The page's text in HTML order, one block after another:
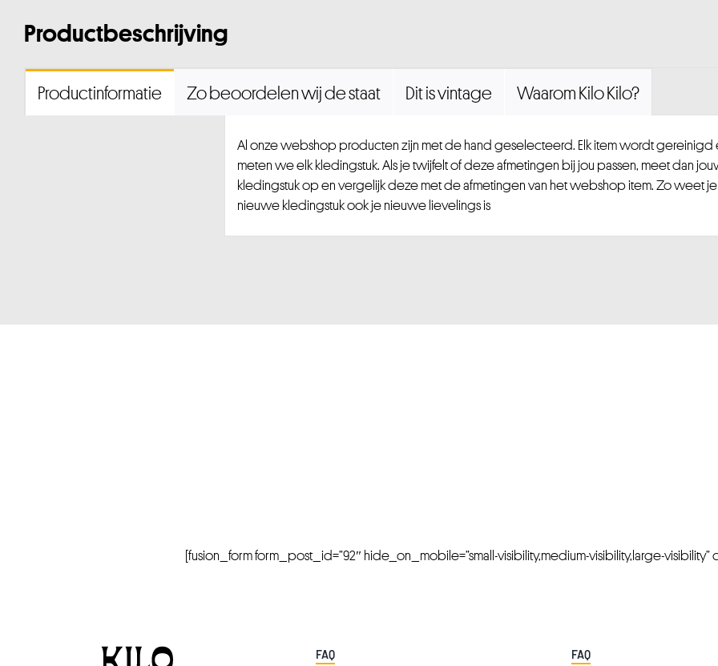
Productbeschrijving
Productinformatie Zo beoordelen wij de staat Dit is vintage Waarom Kilo Kilo?
Al onze webshop producten zijn met de hand geselecteerd. Elk item wordt gereinigd
meten we elk kledingstuk. Als je twijfelt of deze afmetingen bij jou passen, meet dan
kledingstuk op en vergelijk deze met de afmetingen van het webshop item. Zo weet
nieuwe kledingstuk ook je nieuwe lievelings is
[fusion_form form_post_id=”92″ hide_on_mobile=”small-visibility,medium-visibility,large-visibility”
FAQ FAQ